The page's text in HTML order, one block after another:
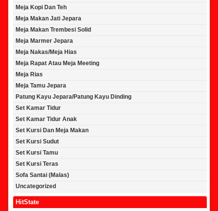
Meja Kopi Dan Teh
Meja Makan Jati Jepara
Meja Makan Trembesi Solid
Meja Marmer Jepara
Meja Nakas/Meja Hias
Meja Rapat Atau Meja Meeting
Meja Rias
Meja Tamu Jepara
Patung Kayu Jepara/Patung Kayu Dinding
Set Kamar Tidur
Set Kamar Tidur Anak
Set Kursi Dan Meja Makan
Set Kursi Sudut
Set Kursi Tamu
Set Kursi Teras
Sofa Santai (Malas)
Uncategorized
HitState